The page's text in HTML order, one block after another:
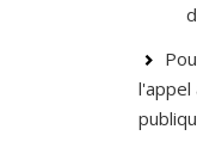
l'appel